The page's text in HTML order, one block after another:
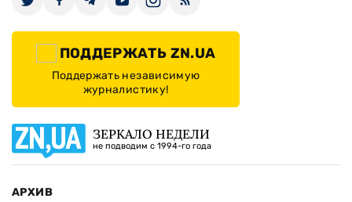
ПОДДЕРЖАТЬ ZN.UA
Поддержать независимую
журналистику!
ЗЕРКАЛО НЕДЕЛИ
не подводим с 1994-го года
АРХИВ